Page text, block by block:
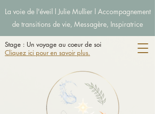
La voie de l'éveil l Julie Mullier l Accompagnement
de transitions de vie, Messagère, Inspiratrice
Stage : Un voyage au coeur de soi
Cliquez ici pour en savoir plus.